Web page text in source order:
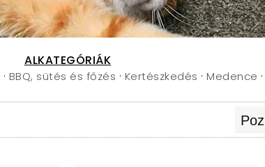
ALKATEGÓRIÁK
· BBQ, sütés és főzés · Kertészkedés · Medence ·